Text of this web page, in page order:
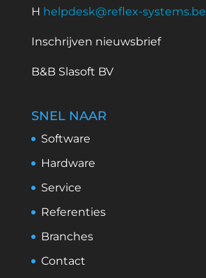
H helpdesk@reflex-systems.be
Inschrijven nieuwsbrief
B&B Slasoft BV
SNEL NAAR
Software
Hardware
Service
Referenties
Branches
Contact